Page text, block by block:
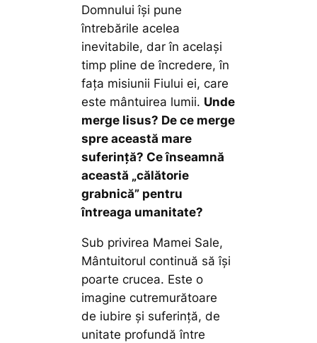
Domnului își pune
întrebările acelea
inevitabile, dar în același
timp pline de încredere, în
fața misiunii Fiului ei, care
este mântuirea lumii. Unde
merge Iisus? De ce merge
spre această mare
suferință? Ce înseamnă
această „călătorie
grabnică” pentru
întreaga umanitate?
Sub privirea Mamei Sale,
Mântuitorul continuă să își
poarte crucea. Este o
imagine cutremurătoare
de iubire și suferință, de
unitate profundă între